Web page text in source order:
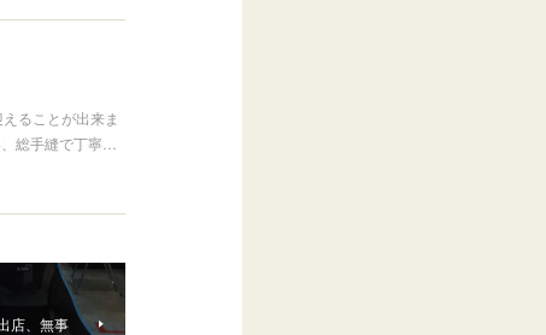
ることが出来ま
総手縫で丁寧…
店、無事